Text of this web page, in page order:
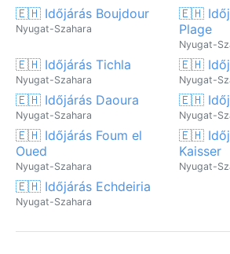
🇪🇭 Időjárás Boujdour
Nyugat-Szahara
🇪🇭
Plage
Nyugat-
🇪🇭 Időjárás Tichla
Nyugat-Szahara
🇪🇭
Nyugat-
🇪🇭 Időjárás Daoura
Nyugat-Szahara
🇪🇭
Nyugat-
🇪🇭 Időjárás Foum el
Oued
Nyugat-Szahara
🇪🇭
Kaisser
Nyugat-
🇪🇭 Időjárás Echdeiria
Nyugat-Szahara